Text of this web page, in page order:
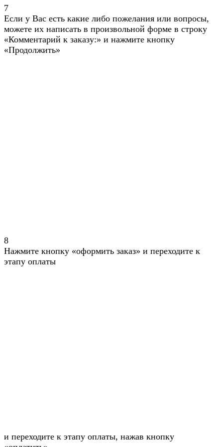
7
Если у Вас есть какие либо пожелания или вопросы,
можете их написать в произвольной форме в строку
«Комментарий к заказу:» и нажмите кнопку
«Продолжить»
8
Нажмите кнопку «оформить заказ» и переходите к
этапу оплаты
и переходите к этапу оплаты, нажав кнопку